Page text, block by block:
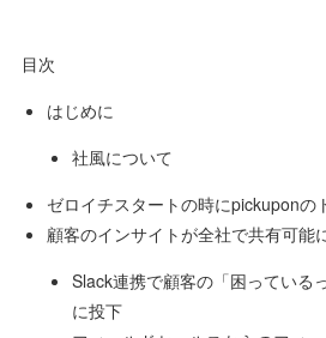
目次
はじめに
社風について
ゼロイチスタートの時にpickuponの
顧客のインサイトが全社で共有可能
Slack連携で顧客の「困っている
に投下